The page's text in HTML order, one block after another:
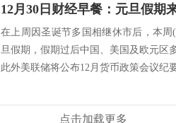
在上周因圣诞节多国相继休市后，本
旦假期，假期过后中国、美国及欧元区
此外美联储将公布12月货币政策会议纪
点击加载更多